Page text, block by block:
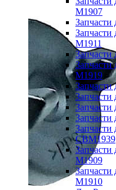
M1907
Запчасти
Запчасти
M1911
Запчасти
Запчасти
M1919
Запчасти
Запчасти
Запчасти
Запчасти
Запчасти
CBM1939
Запчасти
M1909
Запчасти
M1910